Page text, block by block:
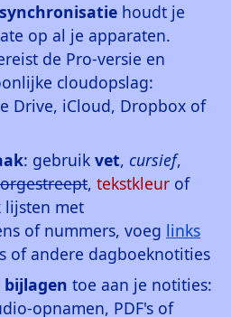
houdt je
op al je apparaten.
de Pro-versie en
cloudopslag:
Drive, iCloud, Dropbox of
: gebruik vet, cursief,
, tekstkleur of
lijsten met
of nummers, voeg links
of andere dagboeknotities
toe aan je notities:
opnamen, PDF's of